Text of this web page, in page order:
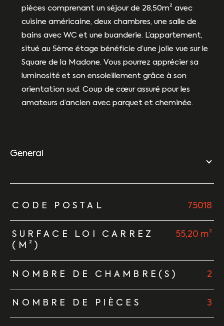
pièces comprenant un séjour de 28,50m² avec
cuisine américaine, deux chambres, une salle de
bains avec WC et une buanderie. L’appartement,
situé au 5ème étage bénéficie d’une jolie vue sur le
Square de la Madone. Vous pourrez apprécier sa
luminosité et son ensoleillement grâce à son
orientation sud. Coup de cœur assuré pour les
amateurs d’ancien avec parquet et cheminée.
général
TRAD_ZEPHYR_Caracteristique TRAD_ZEPHYR_Valeurs
CODE POSTAL 75018
SURFACE LOI CARREZ
(M²)
55,20 m²
NOMBRE DE CHAMBRE(S) 2
NOMBRE DE PIÈCES 3